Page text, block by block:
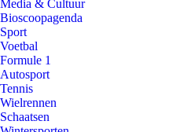
Media & Cultuur
Bioscoopagenda
Sport
Voetbal
Formule 1
Autosport
Tennis
Wielrennen
Schaatsen